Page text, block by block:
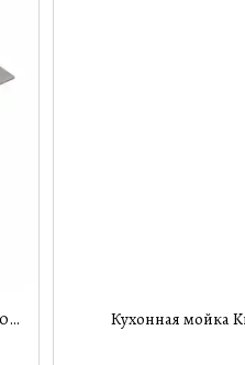
Кухонная мойка Platinum Handmade 75*46DB чорная (3.0/1 мм)
Кухонная мойка